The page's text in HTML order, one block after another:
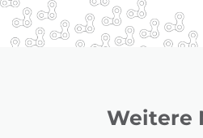
Weitere